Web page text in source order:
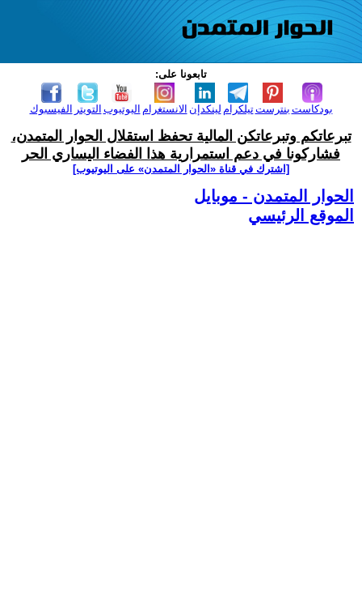
تابعونا على:
الفيسبوك التويتر اليوتيوب الانستغرام لينكدإن تيلكرامبنترست بودكاست
تبرعاتكم وتبرعاتكن المالية تحفظ استقلال الحوار المتمدن،
فشاركونا في دعم استمرارية هذا الفضاء اليساري الحر
[اشترك في قناة ‫«الحوار المتمدن» على اليوتيوب]
الحوار المتمدن - موبايل
الموقع الرئيسي